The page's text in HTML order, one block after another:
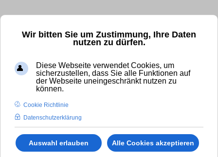
Wir bitten Sie um Zustimmung, Ihre Daten
nutzen zu dürfen.
Diese Webseite verwendet Cookies, um
sicherzustellen, dass Sie alle Funktionen auf
der Webseite uneingeschränkt nutzen zu
können.
Cookie Richtlinie
Datenschutzerklärung
Auswahl erlauben Alle Cookies akzeptieren
✆ 0800 - 11 007 00
International Calls (gebührenpflichtig):
✆+49 (0)8294 - 80 41 38